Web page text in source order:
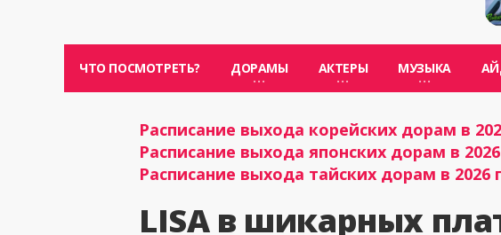
ЧТО ПОСМОТРЕТЬ? ДОРАМЫ АКТЕРЫ МУЗЫКА
Расписание выхода корейских дорам в
Расписание выхода японских дорам в 2026
Расписание выхода тайских дорам в 2026
LISA в шикарных